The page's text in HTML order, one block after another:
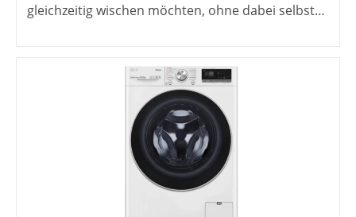
gleichzeitig wischen möchten, ohne dabei selbst…